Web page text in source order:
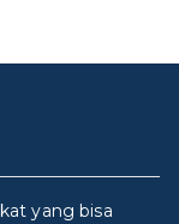
yang bisa